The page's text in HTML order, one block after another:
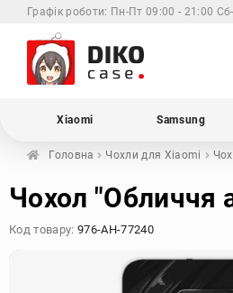
Графік роботи: Пн-Пт 09:00 - 21:00
Xiaomi Samsung
Головна Чохли для Xiaomi
Чохол "Обличчя
Код товару: 976-AH-77240